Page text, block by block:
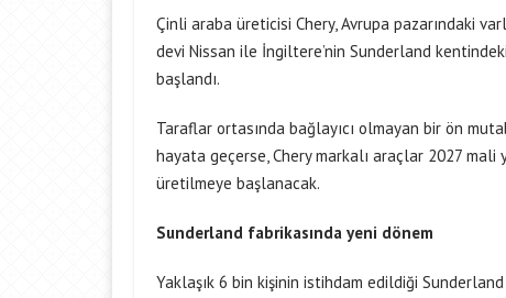
Çinli araba üreticisi Chery, Avrupa pazarındaki
devi Nissan ile İngiltere’nin Sunderland
başlandı.
Taraflar ortasında bağlayıcı olmayan bir ön
hayata geçerse, Chery markalı araçlar 2027 mali
üretilmeye başlanacak.
Sunderland fabrikasında yeni dönem
Yaklaşık 6 bin kişinin istihdam edildiği